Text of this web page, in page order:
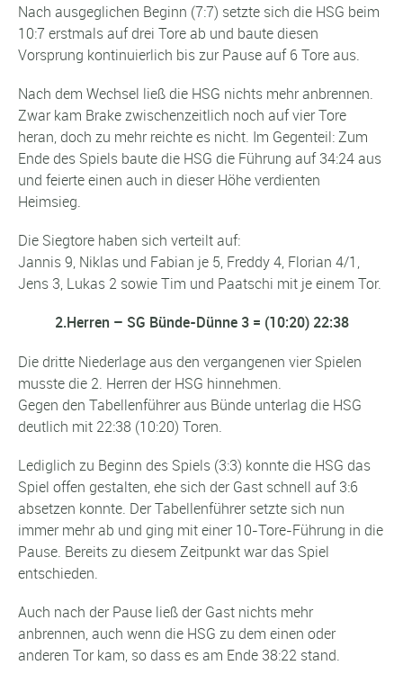
Nach ausgeglichen Beginn (7:7) setzte sich die HSG beim
10:7 erstmals auf drei Tore ab und baute diesen
Vorsprung kontinuierlich bis zur Pause auf 6 Tore aus.
Nach dem Wechsel ließ die HSG nichts mehr anbrennen.
Zwar kam Brake zwischenzeitlich noch auf vier Tore
heran, doch zu mehr reichte es nicht. Im Gegenteil: Zum
Ende des Spiels baute die HSG die Führung auf 34:24 aus
und feierte einen auch in dieser Höhe verdienten
Heimsieg.
Die Siegtore haben sich verteilt auf:
Jannis 9, Niklas und Fabian je 5, Freddy 4, Florian 4/1,
Jens 3, Lukas 2 sowie Tim und Paatschi mit je einem Tor.
2.Herren – SG Bünde-Dünne 3 = (10:20) 22:38
Die dritte Niederlage aus den vergangenen vier Spielen
musste die 2. Herren der HSG hinnehmen.
Gegen den Tabellenführer aus Bünde unterlag die HSG
deutlich mit 22:38 (10:20) Toren.
Lediglich zu Beginn des Spiels (3:3) konnte die HSG das
Spiel offen gestalten, ehe sich der Gast schnell auf 3:6
absetzen konnte. Der Tabellenführer setzte sich nun
immer mehr ab und ging mit einer 10-Tore-Führung in die
Pause. Bereits zu diesem Zeitpunkt war das Spiel
entschieden.
Auch nach der Pause ließ der Gast nichts mehr
anbrennen, auch wenn die HSG zu dem einen oder
anderen Tor kam, so dass es am Ende 38:22 stand.